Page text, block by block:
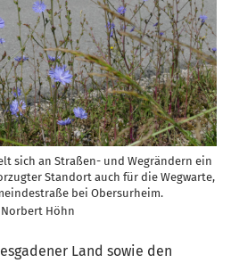
sich an Straßen- und Wegrändern ein
Standort auch für die Wegwarte,
bei Obersurheim.
Höhn
Land sowie den